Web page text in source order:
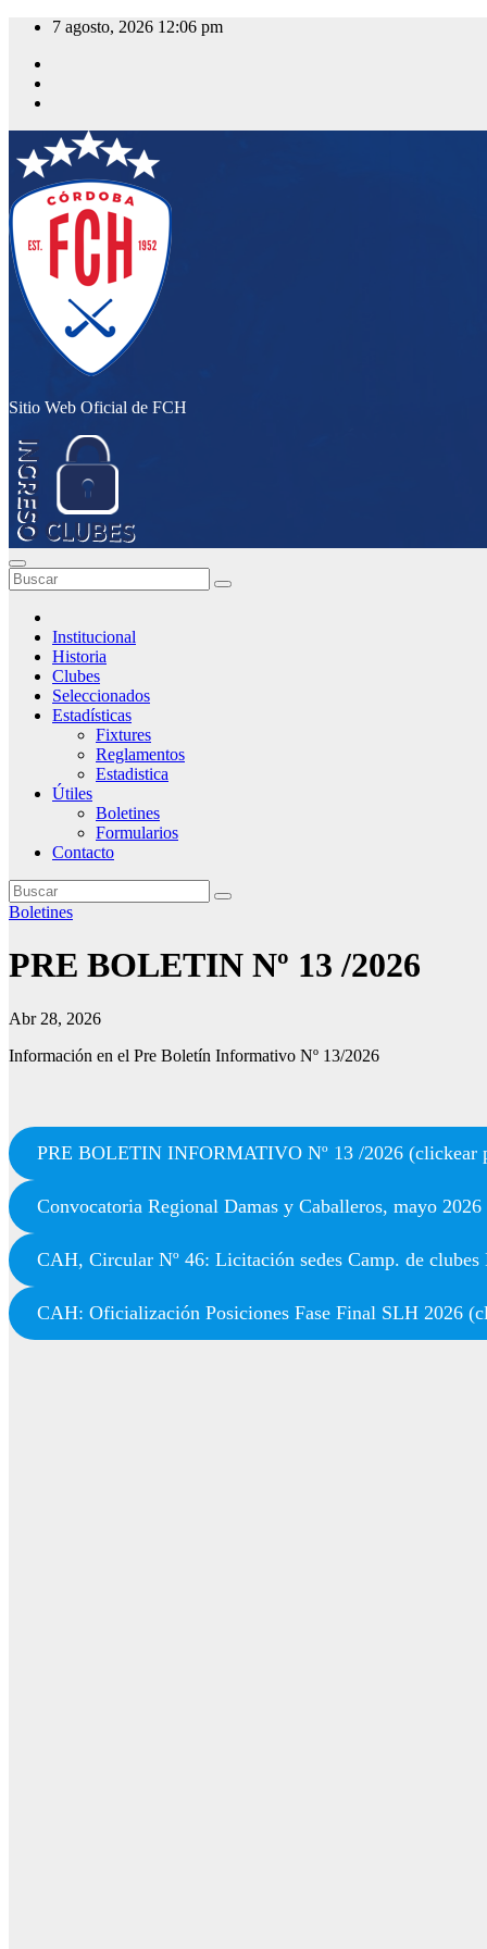
Saltar
contenido
7 agosto, 2026 12:06 pm
Sitio Web Oficial de FCH
Institucional
Historia
Clubes
Seleccionados
Estadísticas
Fixtures
Reglamentos
Estadistica
Útiles
Boletines
Formularios
Contacto
Boletines
PRE BOLETIN Nº 13 /2026
Abr 28, 2026
Información en el Pre Boletín Informativo Nº 13/2026
PRE BOLETIN INFORMATIVO Nº 13 /2026 (clickear
Convocatoria Regional Damas y Caballeros, mayo
CAH, Circular Nº 46: Licitación sedes Camp. de
CAH: Oficialización Posiciones Fase Final SLH 2026